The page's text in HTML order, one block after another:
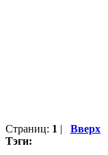
Страниц: 1 | Вверх
Тэги: